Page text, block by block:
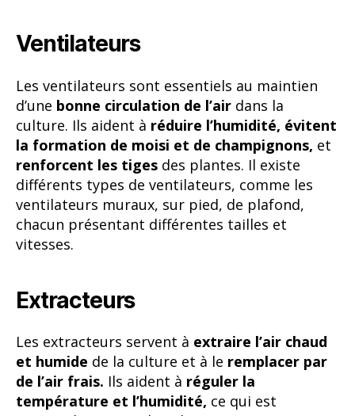
Ventilateurs
Les ventilateurs sont essentiels au maintien
d’une bonne circulation de l’air dans la
culture. Ils aident à réduire l’humidité, évitent
la formation de moisi et de champignons, et
renforcent les tiges des plantes. Il existe
différents types de ventilateurs, comme les
ventilateurs muraux, sur pied, de plafond,
chacun présentant différentes tailles et
vitesses.
Extracteurs
Les extracteurs servent à extraire l’air chaud
et humide de la culture et à le remplacer par
de l’air frais. Ils aident à réguler la
température et l’humidité, ce qui est